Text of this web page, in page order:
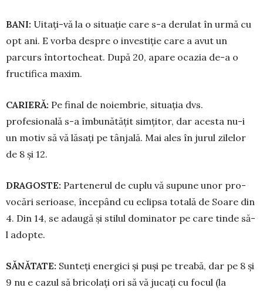
BANI: Uitați-vă la o situație care s-a derulat în urmă cu
opt ani. E vorba despre o investiție care a avut un
parcurs întortocheat. După 20, apare ocazia de-a o
fructifica maxim.
CARIERĂ: Pe final de noiembrie, situația dvs.
profesională s-a îmbu­nă­tățit simțitor, dar acesta nu-i
un motiv să vă lăsați pe tân­jală. Mai ales în jurul zi­lelor
de 8 și 12.
DRAGOSTE: Partenerul de cuplu vă supune unor pro­
vocări serioase, înce­pând cu eclipsa totală de Soare din
4. Din 14, se ada­ugă și stilul dominator pe care tinde să-
l adopte.
SĂNĂTATE: Sunteți energici și puși pe treabă, dar pe 8 și
9 nu e cazul să bricolați ori să vă jucați cu focul (la